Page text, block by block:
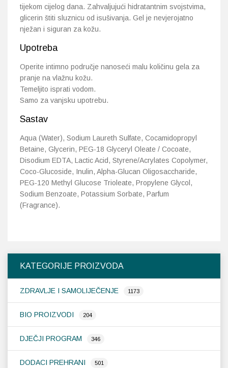
KATEGORIJE PROIZVODA
ZDRAVLJE I SAMOLIJEČENJE 1173
BIO PROIZVODI 204
DJEČJI PROGRAM 346
DODACI PREHRANI 501
tijekom cijelog dana. Zahvaljujući hidratantnim svojstvima,
glicerin štiti sluznicu od isušivanja. Gel je nevjerojatno
nježan i siguran za kožu.
Upotreba
Operite intimno područje nanoseći malu količinu gela za
pranje na vlažnu kožu.
Temeljito isprati vodom.
Samo za vanjsku upotrebu.
Sastav
Aqua (Water), Sodium Laureth Sulfate, Cocamidopropyl
Betaine, Glycerin, PEG-18 Glyceryl Oleate / Cocoate,
Disodium EDTA, Lactic Acid, Styrene/Acrylates Copolymer,
Coco-Glucoside, Inulin, Alpha-Glucan Oligosaccharide,
PEG-120 Methyl Glucose Trioleate, Propylene Glycol,
Sodium Benzoate, Potassium Sorbate, Parfum
(Fragrance).